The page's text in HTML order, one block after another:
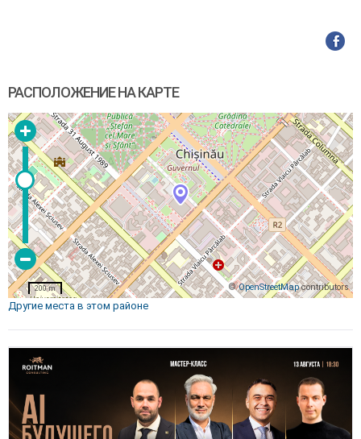
РАСПОЛОЖЕНИЕ НА КАРТЕ
©OpenStreetMapcontributors
200 m
Другие места в этом районе